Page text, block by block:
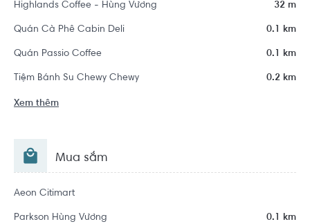
Highlands Coffee - Hùng Vương 32 m
Quán Cà Phê Cabin Deli 0.1 km
Quán Passio Coffee 0.1 km
Tiệm Bánh Su Chewy Chewy 0.2 km
Xem thêm
Mua sắm
Aeon Citimart
Parkson Hùng Vương 0.1 km